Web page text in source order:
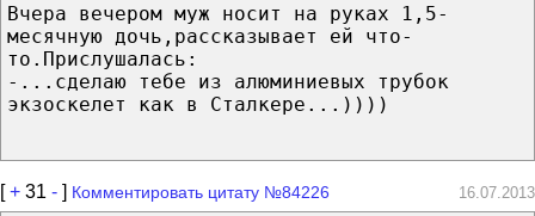
Вчера вечером муж носит на руках 1,5-
месячную дочь,рассказывает ей что-
то.Прислушалась:
-...сделаю тебе из алюминиевых трубок
экзоскелет как в Сталкере...))))
[+ 31 - ] Комментировать цитату №84226 16.07.2013